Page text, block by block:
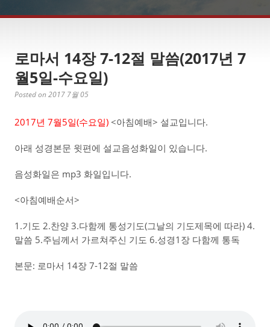
로마서 14장 7-12절 말씀(2017년 7
월5일-수요일)
Posted on 2017 7월 05
2017년 7월5일(수요일) <아침예배> 설교입니다.
아래 성경본문 윗편에 설교음성화일이 있습니다.
음성화일은 mp3 화일입니다.
<아침예배순서>
1.기도 2.찬양 3.다함께 통성기도(그날의 기도제목에 따라) 4.
말씀 5.주님께서 가르쳐주신 기도 6.성경1장 다함께 통독
본문: 로마서 14장 7-12절 말씀